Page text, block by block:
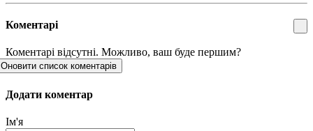
Коментарі
Коментарі відсутні. Можливо, ваш буде першим?
Оновити список коментарів
Додати коментар
Ім'я